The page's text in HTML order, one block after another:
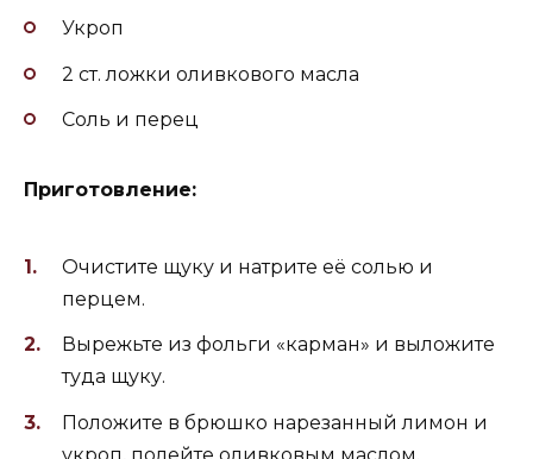
Укроп
2 ст. ложки оливкового масла
Соль и перец
Приготовление:
Очистите щуку и натрите её солью и
перцем.
Вырежьте из фольги «карман» и выложите
туда щуку.
Положите в брюшко нарезанный лимон и
укроп, полейте оливковым маслом.